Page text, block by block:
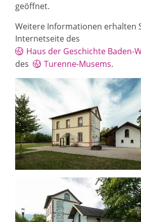
geöffnet.
Weitere Informationen erhalten
Internetseite des
Haus der Geschichte Baden-
des
Turenne-Musems.